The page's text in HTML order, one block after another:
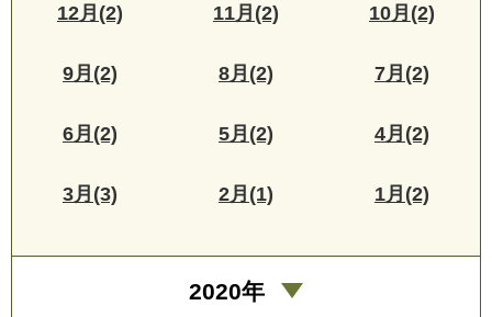
12月(2) 11月(2) 10月(2)
9月(2) 8月(2) 7月(2)
6月(2) 5月(2) 4月(2)
3月(3) 2月(1) 1月(2)
2020年